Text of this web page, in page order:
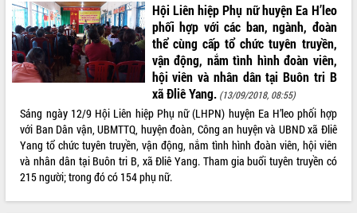
Hội Liên hiệp Phụ nữ huyện Ea H’leo
phối hợp với các ban, ngành, đoàn
thể cùng cấp tổ chức tuyên truyền,
vận động, nắm tình hình đoàn viên,
hội viên và nhân dân tại Buôn tri B
xã Đliê Yang. (13/09/2018, 08:55)
Sáng ngày 12/9 Hội Liên hiệp Phụ nữ (LHPN) huyện Ea H’leo phối hợp
với Ban Dân vận, UBMTTQ, huyện đoàn, Công an huyện và UBND xã Đliê
Yang tổ chức tuyên truyền, vận động, nắm tình hình đoàn viên, hội viên
và nhân dân tại Buôn tri B, xã Đliê Yang. Tham gia buổi tuyên truyền có
215 người; trong đó có 154 phụ nữ.